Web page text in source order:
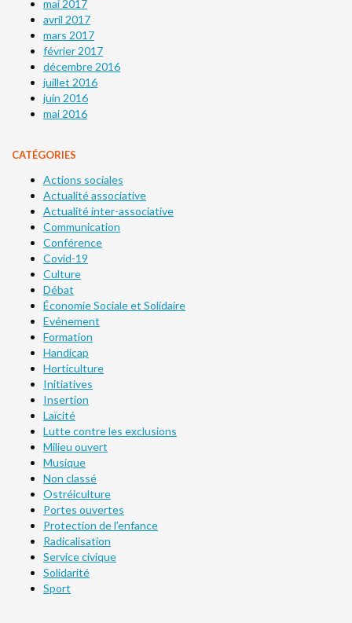
mai 2017
avril 2017
mars 2017
février 2017
décembre 2016
juillet 2016
juin 2016
mai 2016
CATÉGORIES
Actions sociales
Actualité associative
Actualité inter-associative
Communication
Conférence
Covid-19
Culture
Débat
Économie Sociale et Solidaire
Evénement
Formation
Handicap
Horticulture
Initiatives
Insertion
Laïcité
Lutte contre les exclusions
Milieu ouvert
Musique
Non classé
Ostréiculture
Portes ouvertes
Protection de l'enfance
Radicalisation
Service civique
Solidarité
Sport